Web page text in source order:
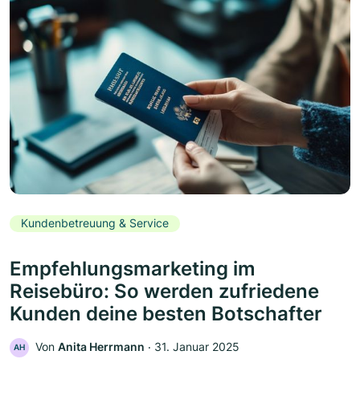
Kundenbetreuung & Service
Empfehlungsmarketing im
Reisebüro: So werden zufriedene
Kunden deine besten Botschafter
AH Von Anita Herrmann ‧ 31. Januar 2025